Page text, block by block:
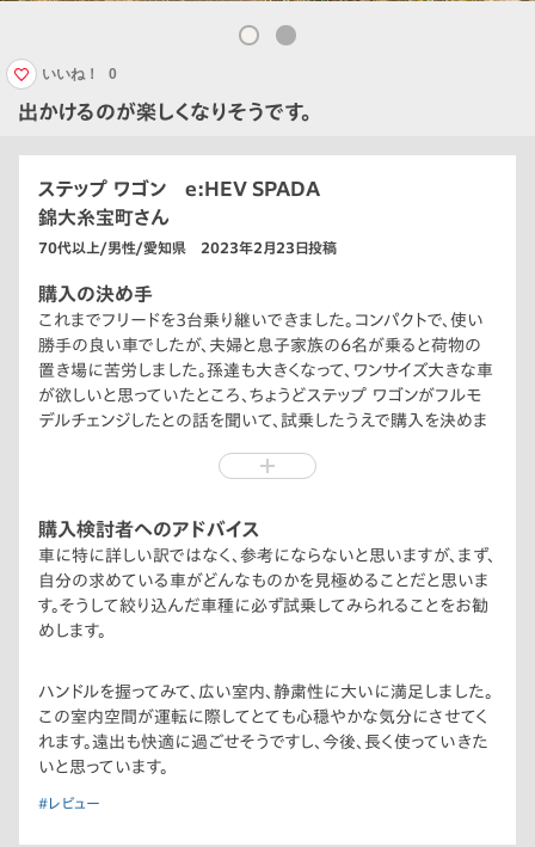
出かけるのが楽しくなりそうです。
いいね！ 0
ステップ ワゴン e:HEV SPADA
錦大糸宝町さん
70代以上/男性/愛知県 2023年2月23日投稿
購入の決め手
これまでフリードを3台乗り継いできました。コンパクトで、使い
勝手の良い車でしたが、夫婦と息子家族の6名が乗ると荷物の
置き場に苦労しました。孫達も大きくなって、ワンサイズ大きな車
が欲しいと思っていたところ、ちょうどステップ ワゴンがフルモ
デルチェンジしたとの話を聞いて、試乗したうえで購入を決めま
購入検討者へのアドバイス
車に特に詳しい訳ではなく、参考にならないと思いますが、まず、
自分の求めている車がどんなものかを見極めることだと思いま
す。そうして絞り込んだ車種に必ず試乗してみられることをお勧
めします。
ハンドルを握ってみて、広い室内、静粛性に大いに満足しました。
この室内空間が運転に際してとても心穏やかな気分にさせてく
れます。遠出も快適に過ごせそうですし、今後、長く使っていきた
いと思っています。
#レビュー